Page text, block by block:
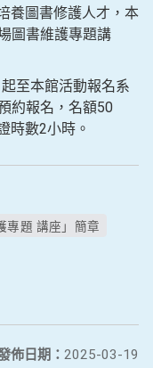
養圖書修護人才，本
圖書維護專題講
至本館活動報名系
約報名，名額50
時數2小時。
專題 講座」簡章
佈日期： 2025-03-19